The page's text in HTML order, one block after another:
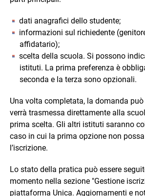
dati anagrafici dello studente;
informazioni sul richiedente
affidatario);
scelta della scuola. Si possono
istituti. La prima preferenza è
seconda e la terza sono opzionali.
Una volta completata, la domanda
verrà trasmessa direttamente alla
prima scelta. Gli altri istituti saranno
caso in cui la prima opzione non
l’iscrizione.
Lo stato della pratica può essere
momento nella sezione "Gestione
piattaforma Unica. Aggiornamenti e